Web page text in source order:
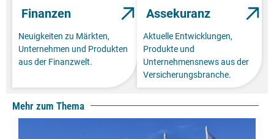
Finanzen
Neuigkeiten zu Märkten,
Unternehmen und Produkten
aus der Finanzwelt.
Assekuranz
Aktuelle Entwicklungen,
Produkte und
Unternehmensnews aus der
Versicherungsbranche.
Mehr zum Thema